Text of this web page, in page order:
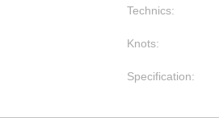
Technics:
Knots:
Specification: